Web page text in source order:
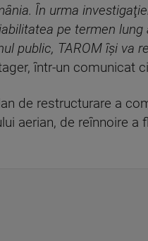
În urma
pe termen
public, TAROM îşi va
într-un comunicat
de restructurare a
aerian, de reînnoire a